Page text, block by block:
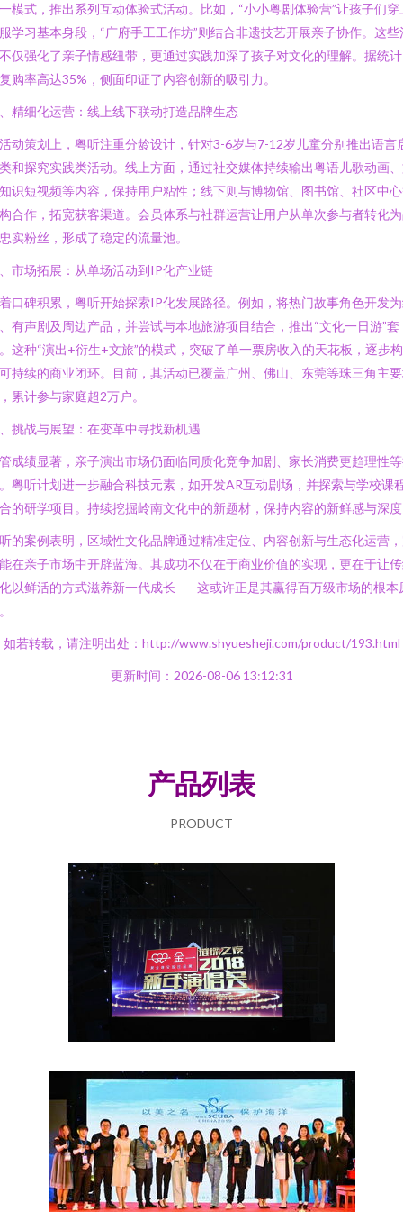
模式，推出系列互动体验式活动。比如，“小小粤剧体验营”让孩子们穿
学习基本身段，“广府手工工作坊”则结合非遗技艺开展亲子协作。这些
仅强化了亲子情感纽带，更通过实践加深了孩子对文化的理解。据统
购率高达35%，侧面印证了内容创新的吸引力。
精细化运营：线上线下联动打造品牌生态
动策划上，粤听注重分龄设计，针对3-6岁与7-12岁儿童分别推出语言
和探究实践类活动。线上方面，通过社交媒体持续输出粤语儿歌动画
识短视频等内容，保持用户粘性；线下则与博物馆、图书馆、社区中
合作，拓宽获客渠道。会员体系与社群运营让用户从单次参与者转化
实粉丝，形成了稳定的流量池。
市场拓展：从单场活动到IP化产业链
口碑积累，粤听开始探索IP化发展路径。例如，将热门故事角色开发
有声剧及周边产品，并尝试与本地旅游项目结合，推出“文化一日游”套
这种“演出+衍生+文旅”的模式，突破了单一票房收入的天花板，逐步
持续的商业闭环。目前，其活动已覆盖广州、佛山、东莞等珠三角主
累计参与家庭超2万户。
挑战与展望：在变革中寻找新机遇
成绩显著，亲子演出市场仍面临同质化竞争加剧、家长消费更趋理性
粤听计划进一步融合科技元素，如开发AR互动剧场，并探索与学校课
的研学项目。持续挖掘岭南文化中的新题材，保持内容的新鲜感与深
的案例表明，区域性文化品牌通过精准定位、内容创新与生态化运营
在亲子市场中开辟蓝海。其成功不仅在于商业价值的实现，更在于让
以鲜活的方式滋养新一代成长——这或许正是其赢得百万级市场的根本
如若转载，请注明出处：http://www.shyuesheji.com/product/193.html
更新时间：2026-08-06 13:12:31
产品列表
PRODUCT